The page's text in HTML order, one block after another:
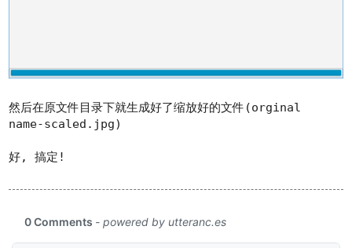
然后在原文件目录下就生成好了缩放好的文件(orginal
name-scaled.jpg)
好, 搞定!